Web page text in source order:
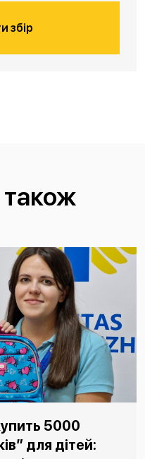
збір
5000
для дітей: